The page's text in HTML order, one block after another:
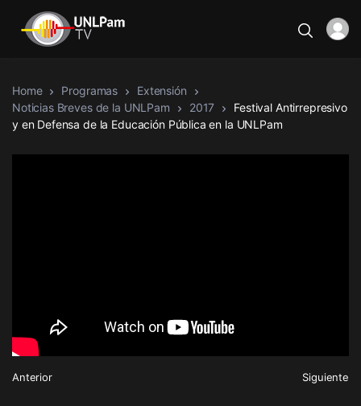
Home Programas
Extensión
Noticias Breves de la UNLPam
2017
Festival Antirrepresivo
y en Defensa de la Educación Pública en la UNLPam
Anterior Siguiente